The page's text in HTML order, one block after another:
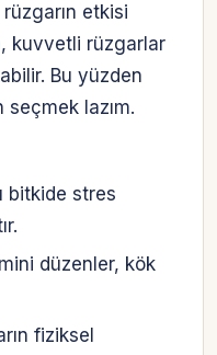
rüzgarın etkisi
kuvvetli rüzgarlar
Bu yüzden
seçmek lazım.
bitkide stres
düzenler, kök
fiziksel